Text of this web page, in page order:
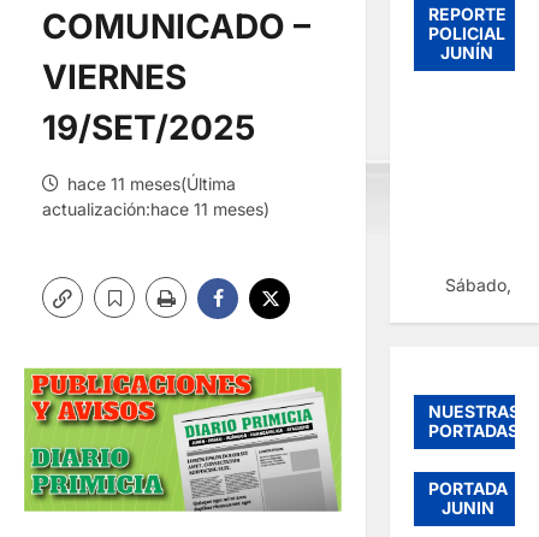
COMUNICADO –
VIERNES
19/SET/2025
hace 11 meses(Última
actualización:hace 11 meses)
REPORTE
POLICIAL
JUNÍN
Sábado,
NUESTRAS
PORTADAS
PORTADA
JUNIN